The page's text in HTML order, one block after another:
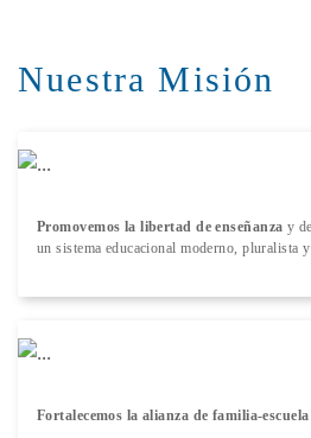
Nuestra Misión
Promovemos la libertad de enseñanza y
un sistema educacional moderno, pluralista y
Fortalecemos la alianza de familia-escuela